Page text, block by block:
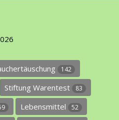
142
Stiftung Warentest 83
Lebensmittel 52